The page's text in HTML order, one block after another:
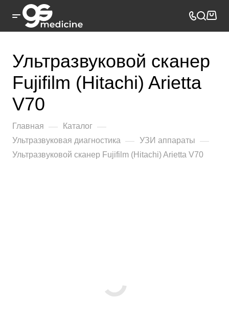
Ультразвуковой сканер
Fujifilm (Hitachi) Arietta
V70
Главная — Каталог —
Ультразвуковая диагностика — УЗИ аппараты —
Ультразвуковой сканер Fujifilm (Hitachi) Arietta V70